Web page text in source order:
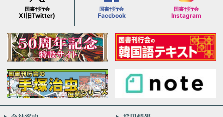
国書刊行会
X(旧Twitter)
国書刊行会
Facebook
国書刊行会
Instagram
会社案内